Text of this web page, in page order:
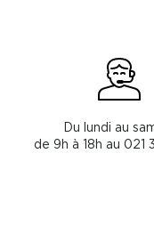
Du lundi au
de 9h à 18h au 021